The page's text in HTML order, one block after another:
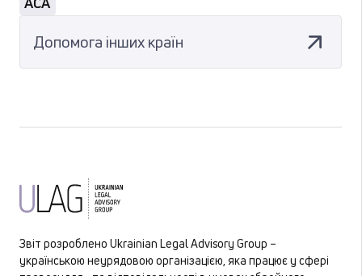
Допомога інших країн
Звіт розроблено Ukrainian Legal Advisory Group –
українською неурядовою організацією, яка працює у сфері